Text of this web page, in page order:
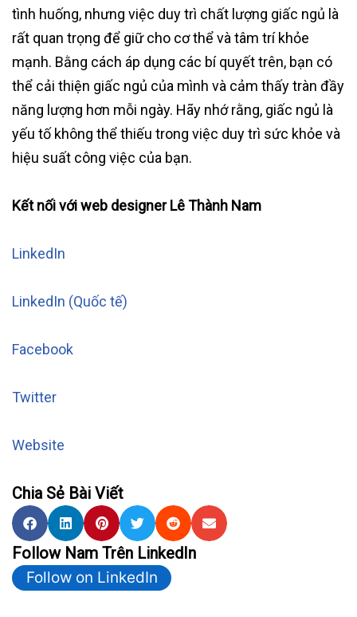
tình huống, nhưng việc duy trì chất lượng giấc ngủ là
rất quan trọng để giữ cho cơ thể và tâm trí khỏe
mạnh. Bằng cách áp dụng các bí quyết trên, bạn có
thể cải thiện giấc ngủ của mình và cảm thấy tràn đầy
năng lượng hơn mỗi ngày. Hãy nhớ rằng, giấc ngủ là
yếu tố không thể thiếu trong việc duy trì sức khỏe và
hiệu suất công việc của bạn.
Kết nối với web designer Lê Thành Nam
LinkedIn
LinkedIn (Quốc tế)
Facebook
Twitter
Website
Chia Sẻ Bài Viết
Follow Nam Trên LinkedIn
Follow on LinkedIn